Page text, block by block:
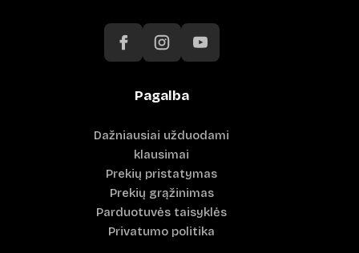
Pagalba
Dažniausiai užduodami
klausimai
Prekių pristatymas
Prekių grąžinimas
Parduotuvės taisyklės
Privatumo politika